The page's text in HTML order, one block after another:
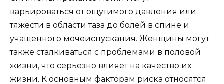
варьироваться от ощутимого давления или
тяжести в области таза до болей в спине и
учащенного мочеиспускания. Женщины могут
также сталкиваться с проблемами в половой
жизни, что серьезно влияет на качество их
жизни. К основным факторам риска относятся